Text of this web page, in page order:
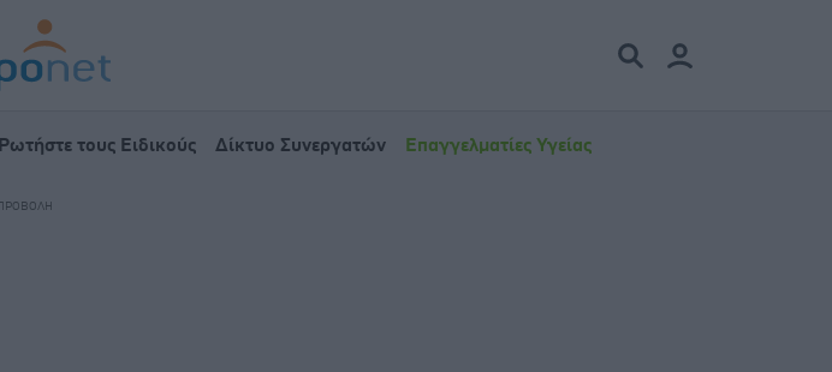
Ρωτήστε τους Ειδικούς Δίκτυο Συνεργατών Επαγγελματίες Υγείας